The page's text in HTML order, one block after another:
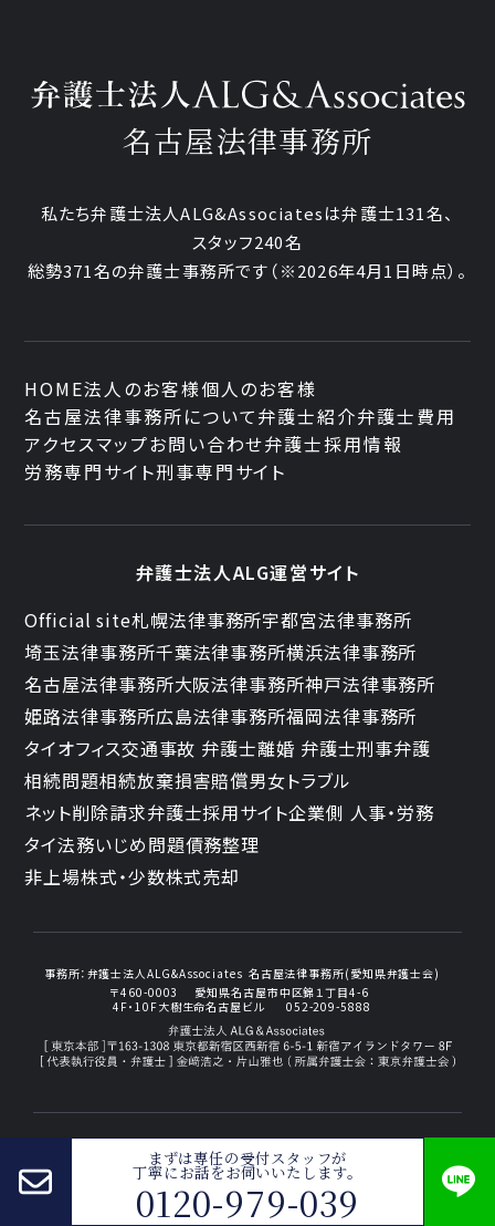
まずは専任の受付スタッフが
丁寧にお話をお伺いいたします。
0120-979-039
名古屋法律事務所
私たち弁護士法人ALG&Associatesは弁護士131名、
スタッフ240名
総勢371名の弁護士事務所です （※2026年4月1日時点）。
HOME法人のお客様個人のお客様
名古屋法律事務所について弁護士紹介弁護士費用
アクセスマップお問い合わせ弁護士採用情報
労務専門サイト刑事専門サイト
弁護士法人ALG運営サイト
Official site札幌法律事務所宇都宮法律事務所
埼玉法律事務所千葉法律事務所横浜法律事務所
名古屋法律事務所大阪法律事務所神戸法律事務所
姫路法律事務所広島法律事務所福岡法律事務所
タイオフィス交通事故 弁護士離婚 弁護士刑事弁護
相続問題相続放棄損害賠償男女トラブル
ネット削除請求弁護士採用サイト企業側 人事・労務
タイ法務いじめ問題債務整理
非上場株式・少数株式売却
事務所： 弁護士法人ALG&Associates 名古屋法律事務所(愛知県弁護士会)
〒460-0003
愛知県名古屋市中区錦１丁目4-6
4F・10F大樹生命名古屋ビル
052-209-5888
プライバシーポリシー
© 2026 弁護士法人ALG&Associates名古屋法律事務所